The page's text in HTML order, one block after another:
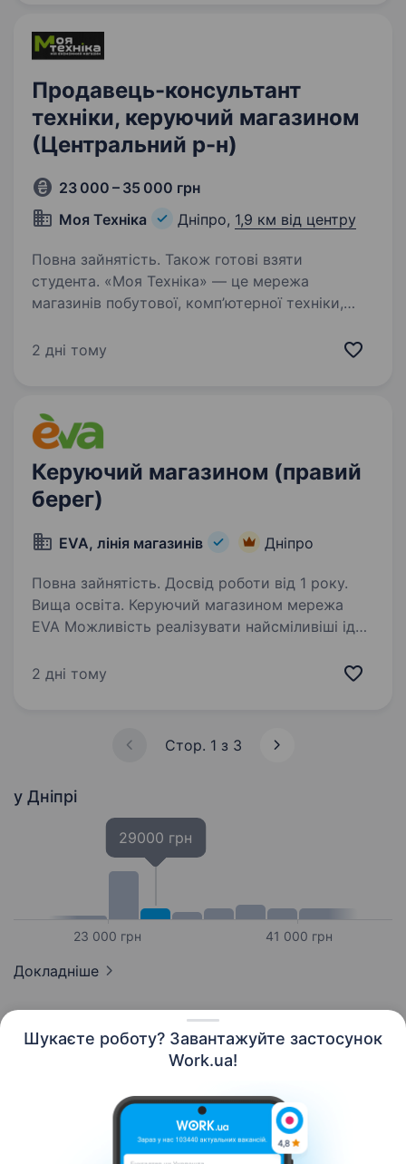
Шукаєте роботу? Завантажуйте застосунок
Work.ua!
європейські…
Продавець-консультант
техніки, керуючий магазином
(Центральний р-н)
23 000 – 35 000 грн
Моя Техніка
Дніпро, 1,9 км від центру
Повна зайнятість. Також готові взяти
студента. «Моя Техніка» — це мережа
магазинів побутової, комп’ютерної техніки,
працює за унікальною концепцією товарів
2 дні тому
Керуючий магазином (правий
берег)
EVA, лінія магазинів Дніпро
Повна зайнятість. Досвід роботи від 1 року.
Вища освіта. Керуючий магазином мережа
EVA Можливість реалізувати найсміливіші ідеї
колектив однодумців — все це про роботу
2 дні тому
Стор. 1 з 3
у Дніпрі
23 000 грн
29000 грн
41 000 грн
Докладніше